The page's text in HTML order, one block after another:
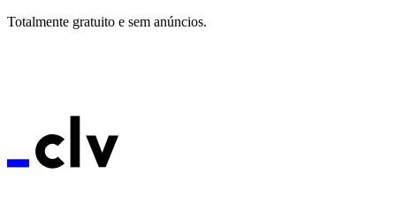
Totalmente gratuito e sem anúncios.